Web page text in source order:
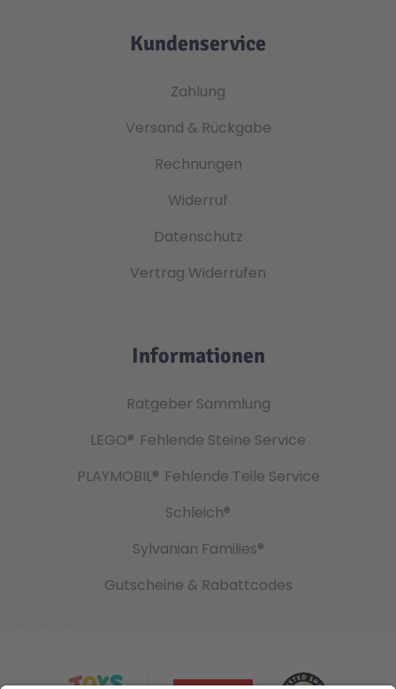
Kundenservice
Zahlung
Versand & Rückgabe
Rechnungen
Widerruf
Datenschutz
Vertrag Widerrufen
Informationen
Ratgeber Sammlung
LEGO® Fehlende Steine Service
PLAYMOBIL® Fehlende Teile Service
Schleich®
Sylvanian Families®
Gutscheine & Rabattcodes